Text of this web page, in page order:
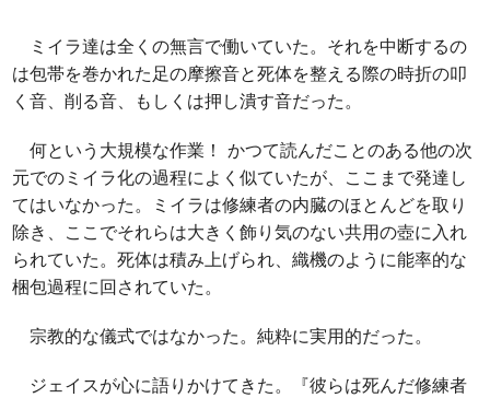
ミイラ達は全くの無言で働いていた。それを中断するの
は包帯を巻かれた足の摩擦音と死体を整える際の時折の叩
く音、削る音、もしくは押し潰す音だった。
何という大規模な作業！ かつて読んだことのある他の次
元でのミイラ化の過程によく似ていたが、ここまで発達し
てはいなかった。ミイラは修練者の内臓のほとんどを取り
除き、ここでそれらは大きく飾り気のない共用の壺に入れ
られていた。死体は積み上げられ、織機のように能率的な
梱包過程に回されていた。
宗教的な儀式ではなかった。純粋に実用的だった。
ジェイスが心に語りかけてきた。『彼らは死んだ修練者